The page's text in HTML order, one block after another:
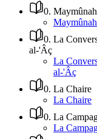
0. Maymûnah
Maymûnah
0. La
al-'Âç
La
al-'Âç
0. La Chaire
La Chaire
0. La
La